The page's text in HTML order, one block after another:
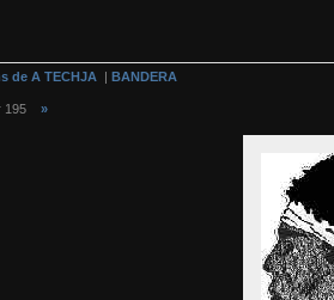
de A TECHJA | BANDERA
195 »